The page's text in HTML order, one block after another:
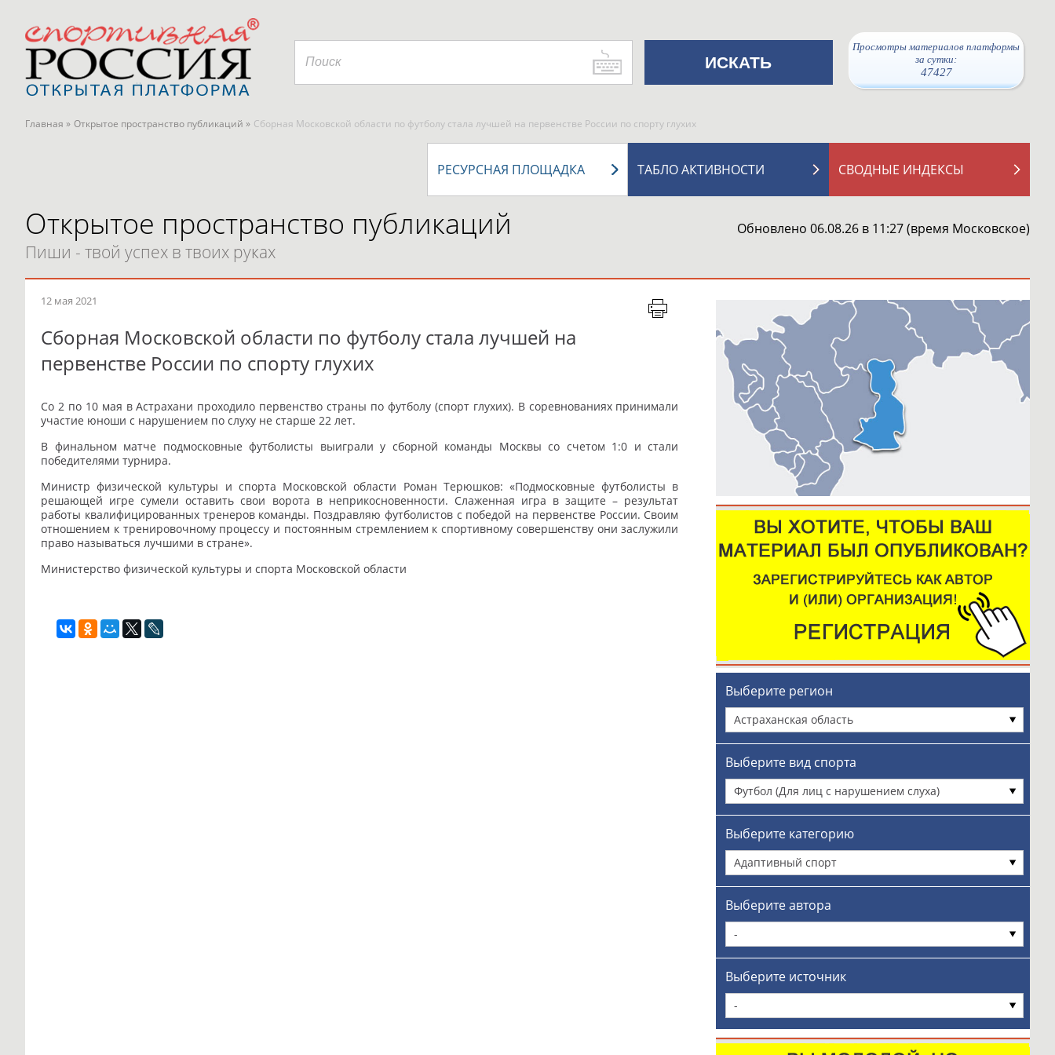
Просмотры материалов платформы
за сутки:
47427
Главная » Открытое пространство публикаций » Сборная Московской области по футболу стала лучшей на первенстве России по спорту глухих
СВОДНЫЕ ИНДЕКСЫ
ТАБЛО АКТИВНОСТИ
РЕСУРСНАЯ ПЛОЩАДКА
Открытое пространство публикаций
Пиши - твой успех в твоих руках
Обновлено 06.08.26 в 11:27 (время Московское)
12 мая 2021
Сборная Московской области по футболу стала лучшей на
первенстве России по спорту глухих
Со 2 по 10 мая в Астрахани проходило первенство страны по футболу (спорт глухих). В соревнованиях принимали
участие юноши с нарушением по слуху не старше 22 лет.
В финальном матче подмосковные футболисты выиграли у сборной команды Москвы со счетом 1:0 и стали
победителями турнира.
Министр физической культуры и спорта Московской области Роман Терюшков: «Подмосковные футболисты в
решающей игре сумели оставить свои ворота в неприкосновенности. Слаженная игра в защите – результат
работы квалифицированных тренеров команды. Поздравляю футболистов с победой на первенстве России. Своим
отношением к тренировочному процессу и постоянным стремлением к спортивному совершенству они заслужили
право называться лучшими в стране».
Министерство физической культуры и спорта Московской области
Выберите регион
Астраханская область
Выберите вид спорта
Футбол (Для лиц с нарушением слуха)
Выберите категорию
Адаптивный спорт
Выберите автора
-
Выберите источник
-